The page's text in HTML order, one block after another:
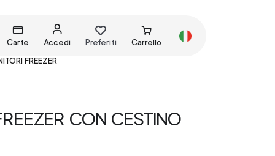
Carte Accedi Preferiti Carrello
FREEZER
CON CESTINO